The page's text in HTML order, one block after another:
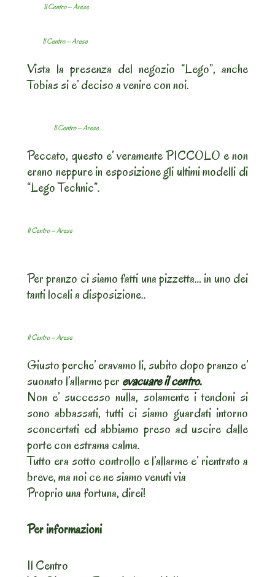
Il Centro – Arese
Il Centro – Arese
Vista la presenza del negozio “Lego”, anche
Tobias si e’ deciso a venire con noi.
Il Centro – Arese
Peccato, questo e’ veramente PICCOLO e non
erano neppure in esposizione gli ultimi modelli di
“Lego Technic”.
Il Centro – Arese
Per pranzo ci siamo fatti una pizzetta… in uno dei
tanti locali a disposizione..
Il Centro – Arese
Giusto perche’ eravamo li, subito dopo pranzo e’
suonato l’allarme per evacuare il centro.
Non e’ successo nulla, solamente i tendoni si
sono abbassati, tutti ci siamo guardati intorno
sconcertati ed abbiamo preso ad uscire dalle
porte con estrama calma.
Tutto era sotto controllo e l’allarme e’ rientrato a
breve, ma noi ce ne siamo venuti via
Proprio una fortuna, direi!
Per informazioni
Il Centro